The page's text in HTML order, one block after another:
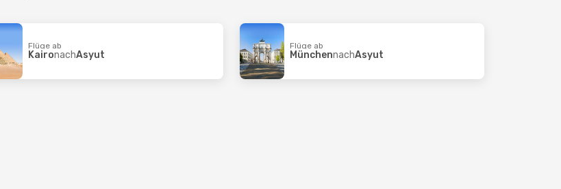
Flüge ab
KaironachAsyut
Flüge ab
MünchennachAsyut